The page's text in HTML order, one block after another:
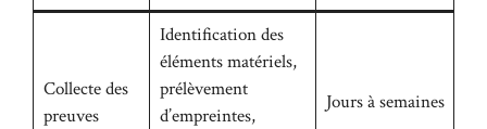
Collecte des
preuves
Identification des
éléments matériels,
prélèvement
d’empreintes,
Jours à semaines